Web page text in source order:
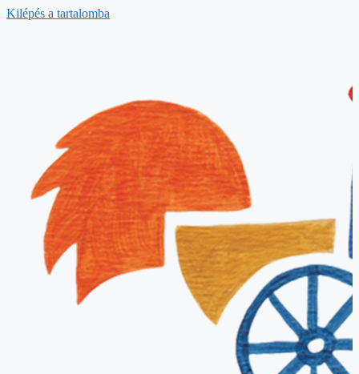
Kilépés a tartalomba